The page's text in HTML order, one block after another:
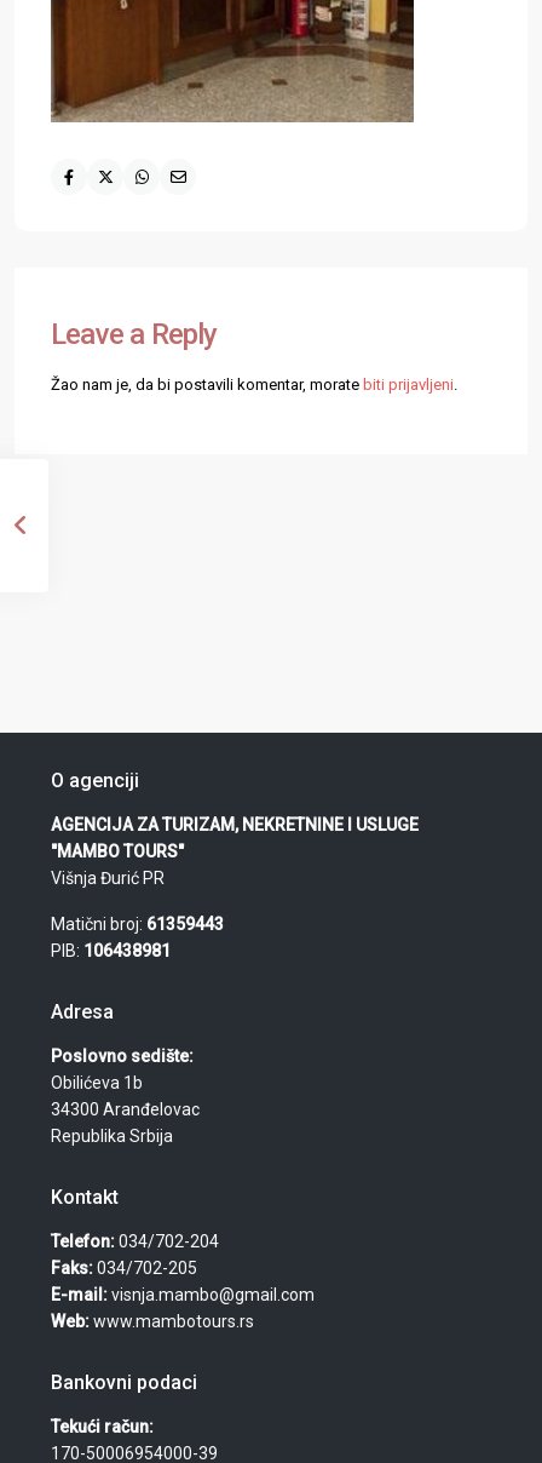
Leave a Reply
Žao nam je, da bi postavili komentar, morate biti prijavljeni.
O agenciji
AGENCIJA ZA TURIZAM, NEKRETNINE I USLUGE
"MAMBO TOURS"
Višnja Đurić PR
Matični broj: 61359443
PIB: 106438981
Adresa
Poslovno sedište:
Obilićeva 1b
34300 Aranđelovac
Republika Srbija
Kontakt
Telefon:034/702-204
Faks:034/702-205
E-mail:visnja.mambo@gmail.com
Web:www.mambotours.rs
Bankovni podaci
Tekući račun:
170-50006954000-39